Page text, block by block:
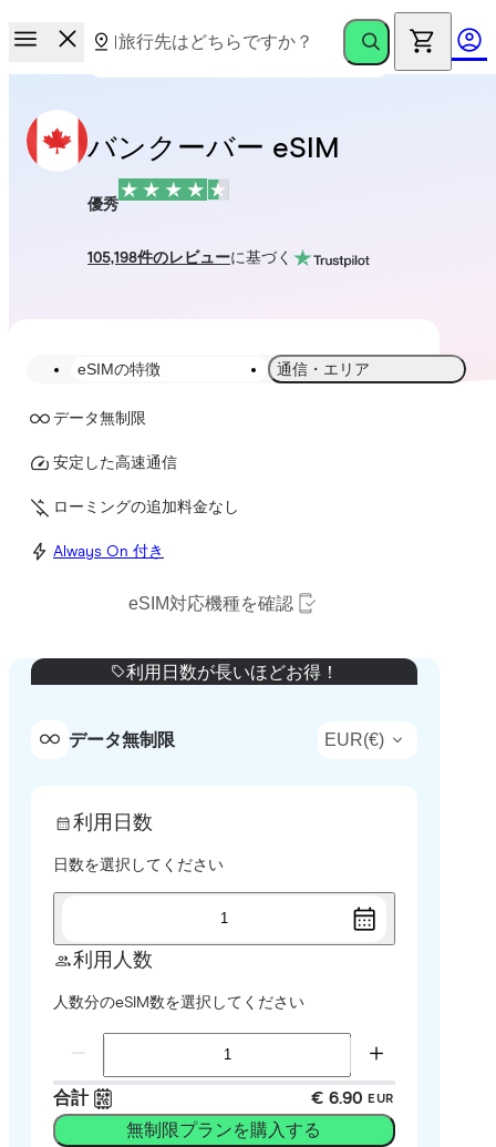
バンクーバー eSIM
優秀
105,198件のレビューに基づく
eSIMの特徴 通信・エリア
データ無制限
安定した高速通信
ローミングの追加料金なし
Always On 付き
eSIM対応機種を確認
利用日数が長いほどお得！
データ無制限 EUR(€)
利用日数
日数を選択してください
1
利用人数
人数分のeSIM数を選択してください
合計 € 6.90 EUR
無制限プランを購入する